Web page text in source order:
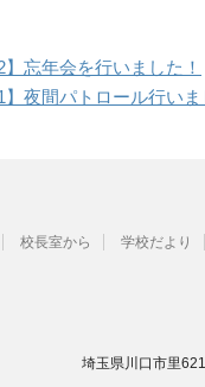
】忘年会を行いました！
】夜間パトロール行いま
校長室から 学校だより
埼玉県川口市里